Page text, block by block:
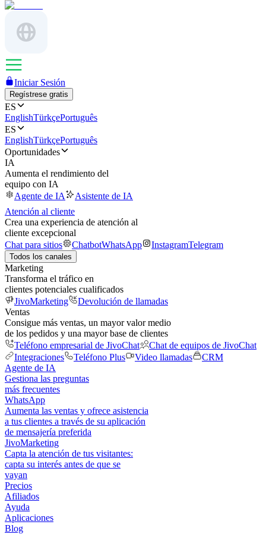
Iniciar Sesión
Regístrese gratis
ES
EnglishTürkçePortuguês
ES
EnglishTürkçePortuguês
Oportunidades
IA
Aumenta el rendimiento del
equipo con IA
Agente de IA
Asistente de IA
Atención al cliente
Crea una experiencia de atención al
cliente excepcional
Chat para sitios
ChatbotWhatsApp InstagramTelegram
Todos los canales
Marketing
Transforma el tráfico en
clientes potenciales cualificados
JivoMarketing
Devolución de llamadas
Ventas
Consigue más ventas, un mayor valor medio
de los pedidos y una mayor base de clientes
Teléfono empresarial de JivoChat
Chat de equipos de JivoChat
Integraciones
Teléfono Plus Video llamadas
CRM
Agente de IA
Gestiona las preguntas
más frecuentes
WhatsApp
Aumenta las ventas y ofrece asistencia
a tus clientes a través de su aplicación
de mensajería preferida
JivoMarketing
Capta la atención de tus visitantes:
capta su interés antes de que se
vayan
Precios
Afiliados
Ayuda
Aplicaciones
Blog